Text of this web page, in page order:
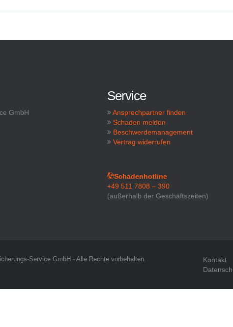
GmbH
Service
Ansprechpartner finden
Schaden melden
Beschwerdemanagement
Vertrag widerrufen
Schadenhotline
+49 511 7808 – 390
(außerhalb der Geschäftszeiten)
Service GmbH - Alle Rechte vorbehalten. Kontakt